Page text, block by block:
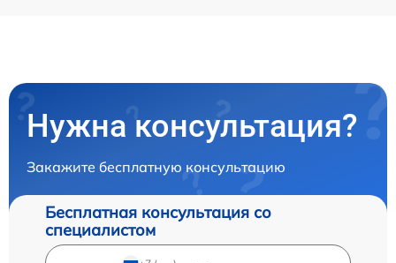
Нужна консультация?
Закажите бесплатную консультацию
Бесплатная консультация со
специалистом